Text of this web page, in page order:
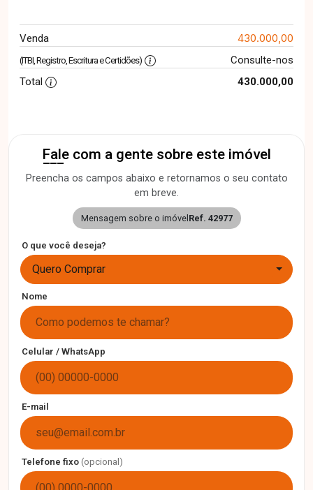
Venda 430.000,00
(ITBI, Registro, Escritura e Certidões)
Consulte-nos
Total
430.000,00
Fale com a gente sobre este imóvel
Preencha os campos abaixo e retornamos o seu contato
em breve.
Mensagem sobre o imóvel Ref. 42977
O que você deseja?
Quero Comprar
Nome
Celular / WhatsApp
E-mail
Telefone fixo (opcional)